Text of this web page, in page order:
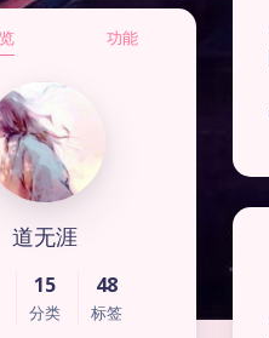
功能
道无涯
15
分类
48
标签